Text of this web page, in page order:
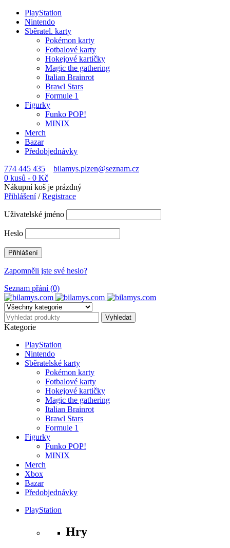
PlayStation
Nintendo
Sběratel. karty
Pokémon karty
Fotbalové karty
Hokejové kartičky
Magic the gathering
Italian Brainrot
Brawl Stars
Formule 1
Figurky
Funko POP!
MINIX
Merch
Bazar
Předobjednávky
774 445 435
bilamys.plzen@seznam.cz
0 kusů - 0 Kč
Nákupní koš je prázdný
Přihlášení/Registrace
Uživatelské jméno
Heslo
Zapomněli jste své heslo?
Seznam přání (0)
Kategorie
PlayStation
Nintendo
Sběratelské karty
Pokémon karty
Fotbalové karty
Hokejové kartičky
Magic the gathering
Italian Brainrot
Brawl Stars
Formule 1
Figurky
Funko POP!
MINIX
Merch
Xbox
Bazar
Předobjednávky
PlayStation
Hry